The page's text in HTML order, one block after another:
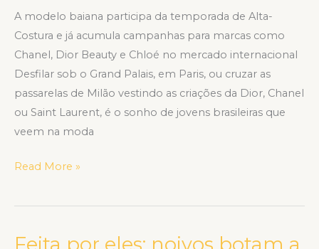
A modelo baiana participa da temporada de Alta-
Costura e já acumula campanhas para marcas como
Chanel, Dior Beauty e Chloé no mercado internacional
Desfilar sob o Grand Palais, em Paris, ou cruzar as
passarelas de Milão vestindo as criações da Dior, Chanel
ou Saint Laurent, é o sonho de jovens brasileiras que
veem na moda
Read More »
Feita